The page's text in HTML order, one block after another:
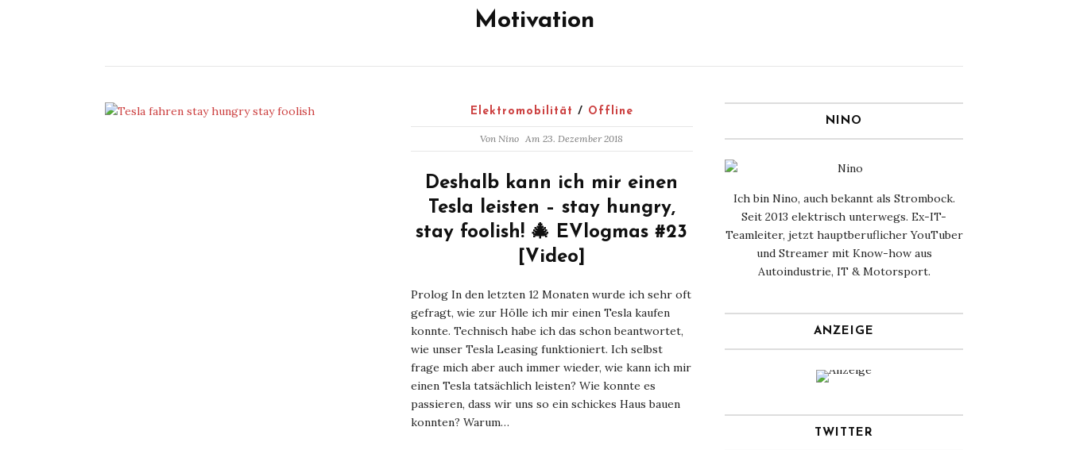
Motivation
Elektromobilität / Offline
VonNino Am 23. Dezember 2018
Deshalb kann ich mir einen
Tesla leisten – stay hungry,
stay foolish! 🎄 EVlogmas #23
[Video]
Prolog In den letzten 12 Monaten wurde ich sehr oft
gefragt, wie zur Hölle ich mir einen Tesla kaufen
konnte. Technisch habe ich das schon beantwortet,
wie unser Tesla Leasing funktioniert. Ich selbst
frage mich aber auch immer wieder, wie kann ich mir
einen Tesla tatsächlich leisten? Wie konnte es
passieren, dass wir uns so ein schickes Haus bauen
konnten? Warum…
NINO
Ich bin Nino, auch bekannt als Strombock.
Seit 2013 elektrisch unterwegs. Ex-IT-
Teamleiter, jetzt hauptberuflicher YouTuber
und Streamer mit Know-how aus
Autoindustrie, IT & Motorsport.
ANZEIGE
TWITTER